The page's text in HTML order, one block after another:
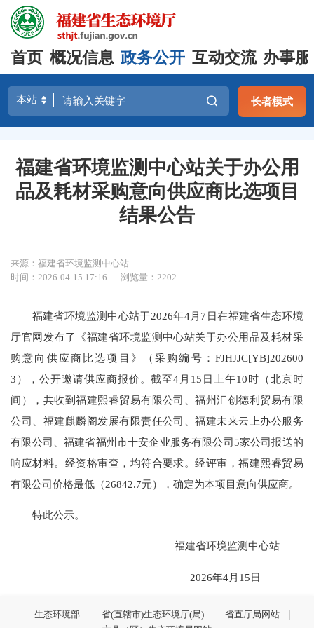
首页 概况信息 政务公开 互动交流 办事
长者模式
福建省环境监测中心站关于办公用
品及耗材采购意向供应商比选项目
结果公告
来源：福建省环境监测中心站
时间：2026-04-15 17:16
浏览量：2202
福建省环境监测中心站于2026年4月7日在福建省生态环境
厅官网发布了《福建省环境监测中心站关于办公用品及耗材采
购意向供应商比选项目》（采购编号：FJHJJC[YB]202600
3），公开邀请供应商报价。截至4月15日上午10时（北京时
间），共收到福建熙睿贸易有限公司、福州汇创德利贸易有限
公司、福建麒麟阁发展有限责任公司、福建未来云上办公服务
有限公司、福建省福州市十安企业服务有限公司5家公司报送的
响应材料。经资格审查，均符合要求。经评审，福建熙睿贸易
有限公司价格最低（26842.7元），确定为本项目意向供应商。
特此公示。
福建省环境监测中心站
2026年4月15日
生态环境部 省(直辖市)生态环境厅(局)
省直厅局网站